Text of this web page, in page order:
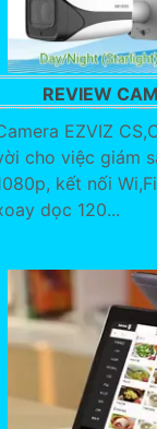
REVIEW
EZVIZ
cho việc giám
kết nối
dọc 120...